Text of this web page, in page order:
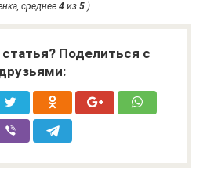
среднее 4из 5)
Поделиться с